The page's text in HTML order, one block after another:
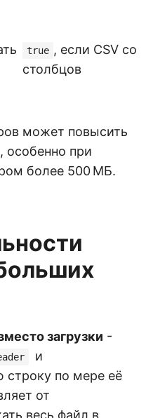
true , если CSV
столбцов
может повысить
особенно при
более 500 МБ.
загрузки -
и
строку по мере её
от
весь файл в